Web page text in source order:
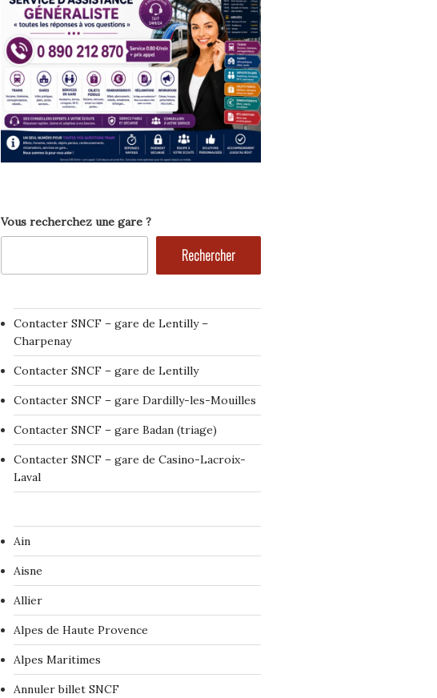
Vous recherchez une gare ?
Rechercher
Contacter SNCF – gare de Lentilly –
Charpenay
Contacter SNCF – gare de Lentilly
Contacter SNCF – gare Dardilly-les-Mouilles
Contacter SNCF – gare Badan (triage)
Contacter SNCF – gare de Casino-Lacroix-
Laval
Ain
Aisne
Allier
Alpes de Haute Provence
Alpes Maritimes
Annuler billet SNCF